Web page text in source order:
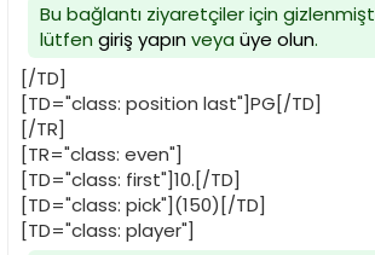
Bu bağlantı ziyaretçiler için
lütfen giriş yapınveya üye olun.
[/TD]
[TD="class: position last"]PG[/TD]
[/TR]
[TR="class: even"]
[TD="class: first"]10.[/TD]
[TD="class: pick"](150)[/TD]
[TD="class: player"]